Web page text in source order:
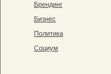
Брендинг
Бизнес
Политика
Социум